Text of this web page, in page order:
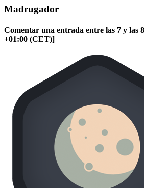
Madrugador
Comentar una entrada entre las 7 y las
+01:00 (CET)]